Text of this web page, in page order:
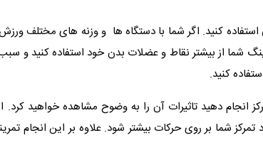
کنید. اگر شما با دستگاه ها و وزنه های مختلف
شما از بیشتر نقاط و عضلات بدن خود استفاده کنید و
کنید.
انجام دهید تاثیرات آن را به وضوح مشاهده خواهید کرد.
شما بر روی حرکات بیشتر شود. علاوه بر این انجام